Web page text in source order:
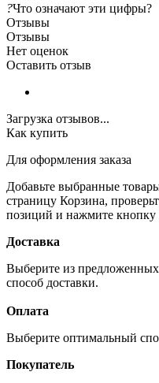
?Что означают эти цифры?
Отзывы
Отзывы
Нет оценок
Оставить отзыв
Загрузка отзывов...
Как купить
Для оформления заказа
Добавьте выбранные
страницу Корзина,
позиций и нажмите кнопку
Доставка
Выберите из
способ доставки.
Оплата
Выберите оптимальный
Покупатель